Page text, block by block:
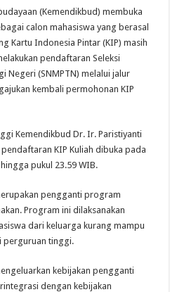
(Kemendikbud) membuka
calon mahasiswa yang berasal
Kartu Indonesia Pintar (KIP) masih
pendaftaran Seleksi
Negeri (SNMPTN) melalui jalur
kembali permohonan KIP
Kemendikbud Dr. Ir. Paristiyanti
KIP Kuliah dibuka pada
pukul 23.59 WIB.
pengganti program
Program ini dilaksanakan
dari keluarga kurang mampu
perguruan tinggi.
kebijakan pengganti
dengan kebijakan